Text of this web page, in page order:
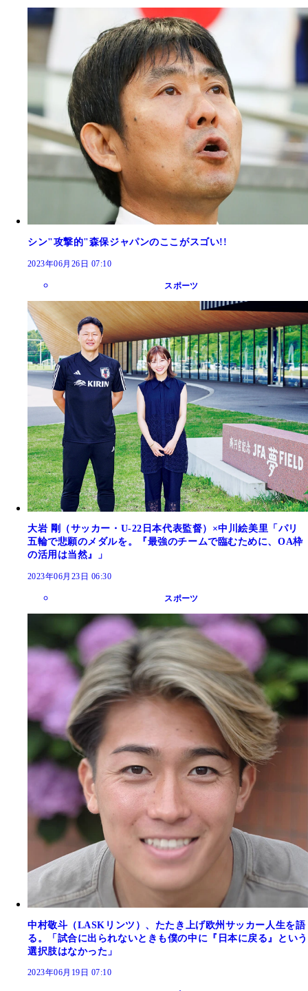
シン"攻撃的"森保ジャパンのここがスゴい!!
2023年06月26日 07:10
スポーツ
大岩 剛（サッカー・U-22日本代表監督）×中川絵美里「パリ
五輪で悲願のメダルを。『最強のチームで臨むために、OA枠
の活用は当然』」
2023年06月23日 06:30
スポーツ
中村敬斗（LASKリンツ）、たたき上げ欧州サッカー人生を語
る。「試合に出られないときも僕の中に『日本に戻る』という
選択肢はなかった」
2023年06月19日 07:10